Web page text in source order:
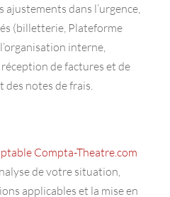
dans l’urgence,
(billetterie, Plateforme
interne,
de factures et de
notes de frais.
Compta-Theatre.com
de votre situation,
applicables et la mise en